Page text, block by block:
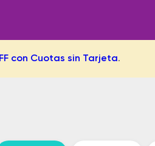
con Cuotas sin Tarjeta.